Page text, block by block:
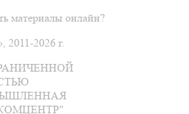
материалы онлайн?
2026 г.